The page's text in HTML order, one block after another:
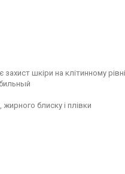
шкіри на клітинному
блиску і плівки